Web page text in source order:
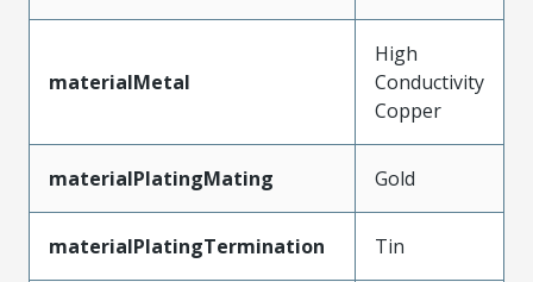
materialMetal
High
Conductivity
Copper
materialPlatingMating Gold
materialPlatingTermination Tin